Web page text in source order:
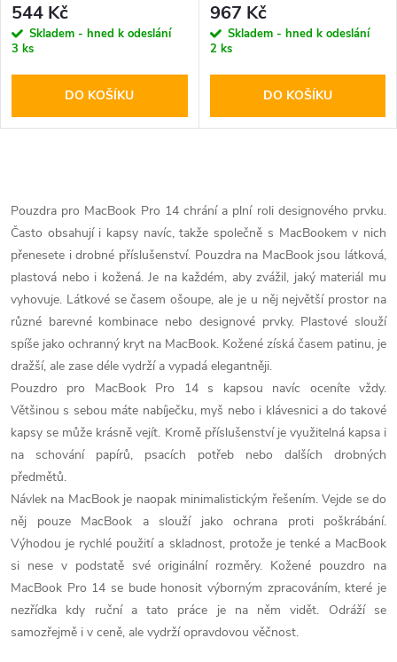
544 Kč
Skladem - hned k odeslání
3 ks
DO KOŠÍKU
967 Kč
Skladem - hned k odeslání
2 ks
DO KOŠÍKU
v
l
á
d
a
c
í
p
r
v
k
y
v
Pouzdra pro MacBook Pro 14 chrání a plní roli designového prvku.
Často obsahují i kapsy navíc, takže společně s MacBookem v nich
přenesete i drobné příslušenství. Pouzdra na MacBook jsou látková,
plastová nebo i kožená. Je na každém, aby zvážil, jaký materiál mu
vyhovuje. Látkové se časem ošoupe, ale je u něj největší prostor na
různé barevné kombinace nebo designové prvky. Plastové slouží
spíše jako ochranný kryt na MacBook. Kožené získá časem patinu, je
dražší, ale zase déle vydrží a vypadá elegantněji.
Pouzdro pro MacBook Pro 14 s kapsou navíc oceníte vždy.
Většinou s sebou máte nabíječku, myš nebo i klávesnici a do takové
kapsy se může krásně vejít. Kromě příslušenství je využitelná kapsa i
na schování papírů, psacích potřeb nebo dalších drobných
předmětů.
Návlek na MacBook je naopak minimalistickým řešením. Vejde se do
něj pouze MacBook a slouží jako ochrana proti poškrábání.
Výhodou je rychlé použití a skladnost, protože je tenké a MacBook
si nese v podstatě své originální rozměry. Kožené pouzdro na
MacBook Pro 14 se bude honosit výborným zpracováním, které je
nezřídka kdy ruční a tato práce je na něm vidět. Odráží se
samozřejmě i v ceně, ale vydrží opravdovou věčnost.